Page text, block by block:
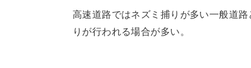
高速道路ではネズミ捕りが多い一般道
りが行われる場合が多い。